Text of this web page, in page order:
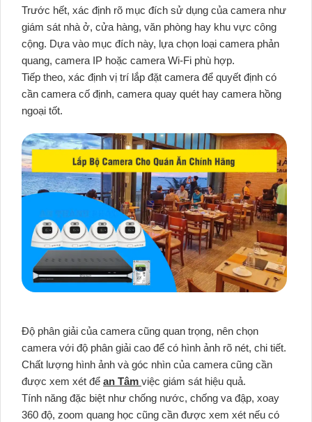
Trước hết, xác định rõ mục đích sử dụng của camera như
giám sát nhà ở, cửa hàng, văn phòng hay khu vực công
cộng. Dựa vào mục đích này, lựa chọn loại camera phản
quang, camera IP hoặc camera Wi-Fi phù hợp.
Tiếp theo, xác định vị trí lắp đặt camera để quyết định có
cần camera cố định, camera quay quét hay camera hồng
ngoại tốt.
Độ phân giải của camera cũng quan trọng, nên chọn
camera với độ phân giải cao để có hình ảnh rõ nét, chi tiết.
Chất lượng hình ảnh và góc nhìn của camera cũng cần
được xem xét để an Tâm việc giám sát hiệu quả.
Tính năng đặc biệt như chống nước, chống va đập, xoay
360 độ, zoom quang học cũng cần được xem xét nếu có